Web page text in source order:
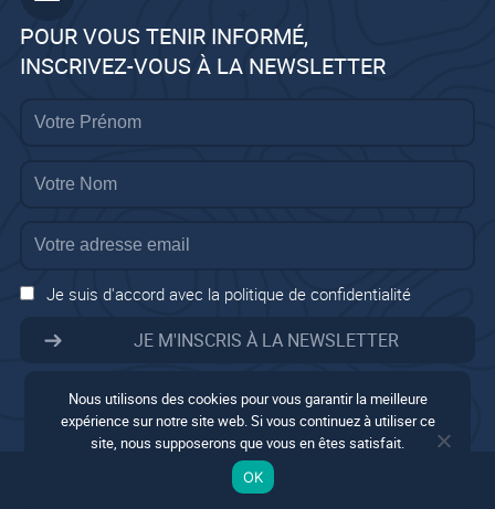
POUR VOUS TENIR INFORMÉ,
INSCRIVEZ-VOUS À LA NEWSLETTER
Je suis d'accord avec la politique de confidentialité
Mentions légales
Conditions générales
Nous utilisons des cookies pour vous garantir la meilleure
expérience sur notre site web. Si vous continuez à utiliser ce
site, nous supposerons que vous en êtes satisfait.
OK